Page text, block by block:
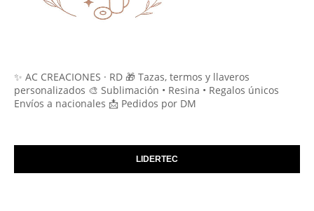
✨ AC CREACIONES · RD 🎁 Tazas, termos y llaveros
personalizados 🎨 Sublimación • Resina • Regalos únicos
Envíos a nacionales 📩 Pedidos por DM
LIDERTEC